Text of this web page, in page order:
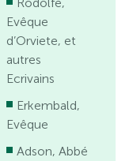
Evêque
d’Orviete, et
autres
Ecrivains
Erkembald,
Evêque
Adson, Abbé